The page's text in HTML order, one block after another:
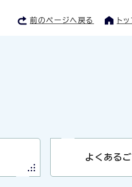
前のページへ戻る ト
よくある